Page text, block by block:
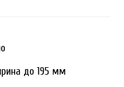
до 195 мм